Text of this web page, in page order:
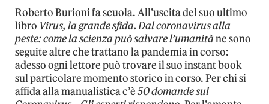
Roberto Burioni fa scuola. All’uscita del suo ultimo
libro Virus, la grande sfida. Dal coronavirus alla
peste: come la scienza può salvare l’umanitàne sono
seguite altre che trattano la pandemia in corso:
adesso ogni lettore può trovare il suo instant book
sul particolare momento storico in corso. Per chi si
affida alla manualistica c’è50 domande sul